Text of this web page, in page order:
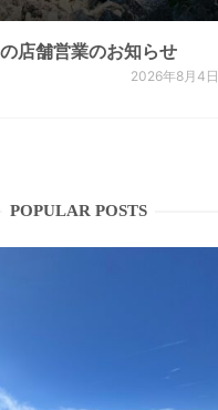
店舗営業のお知らせ
2026年8月4日
POPULAR POSTS